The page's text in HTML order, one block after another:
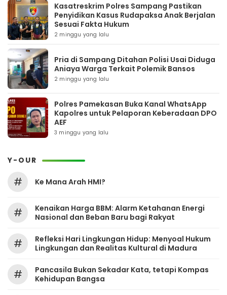
Kasatreskrim Polres Sampang Pastikan
Penyidikan Kasus Rudapaksa Anak Berjalan
Sesuai Fakta Hukum
2 minggu yang lalu
Pria di Sampang Ditahan Polisi Usai Diduga
Aniaya Warga Terkait Polemik Bansos
2 minggu yang lalu
Polres Pamekasan Buka Kanal WhatsApp
Kapolres untuk Pelaporan Keberadaan DPO
AEF
3 minggu yang lalu
Y-OUR
# Ke Mana Arah HMI?
#
Kenaikan Harga BBM: Alarm Ketahanan Energi
Nasional dan Beban Baru bagi Rakyat
#
Refleksi Hari Lingkungan Hidup: Menyoal Hukum
Lingkungan dan Realitas Kultural di Madura
#
Pancasila Bukan Sekadar Kata, tetapi Kompas
Kehidupan Bangsa